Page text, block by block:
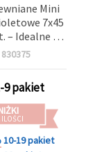
Mini
7x45
– Idealne do
zdjęć i
830375
9 pakiet
ILOŚCI
10-19 pakiet